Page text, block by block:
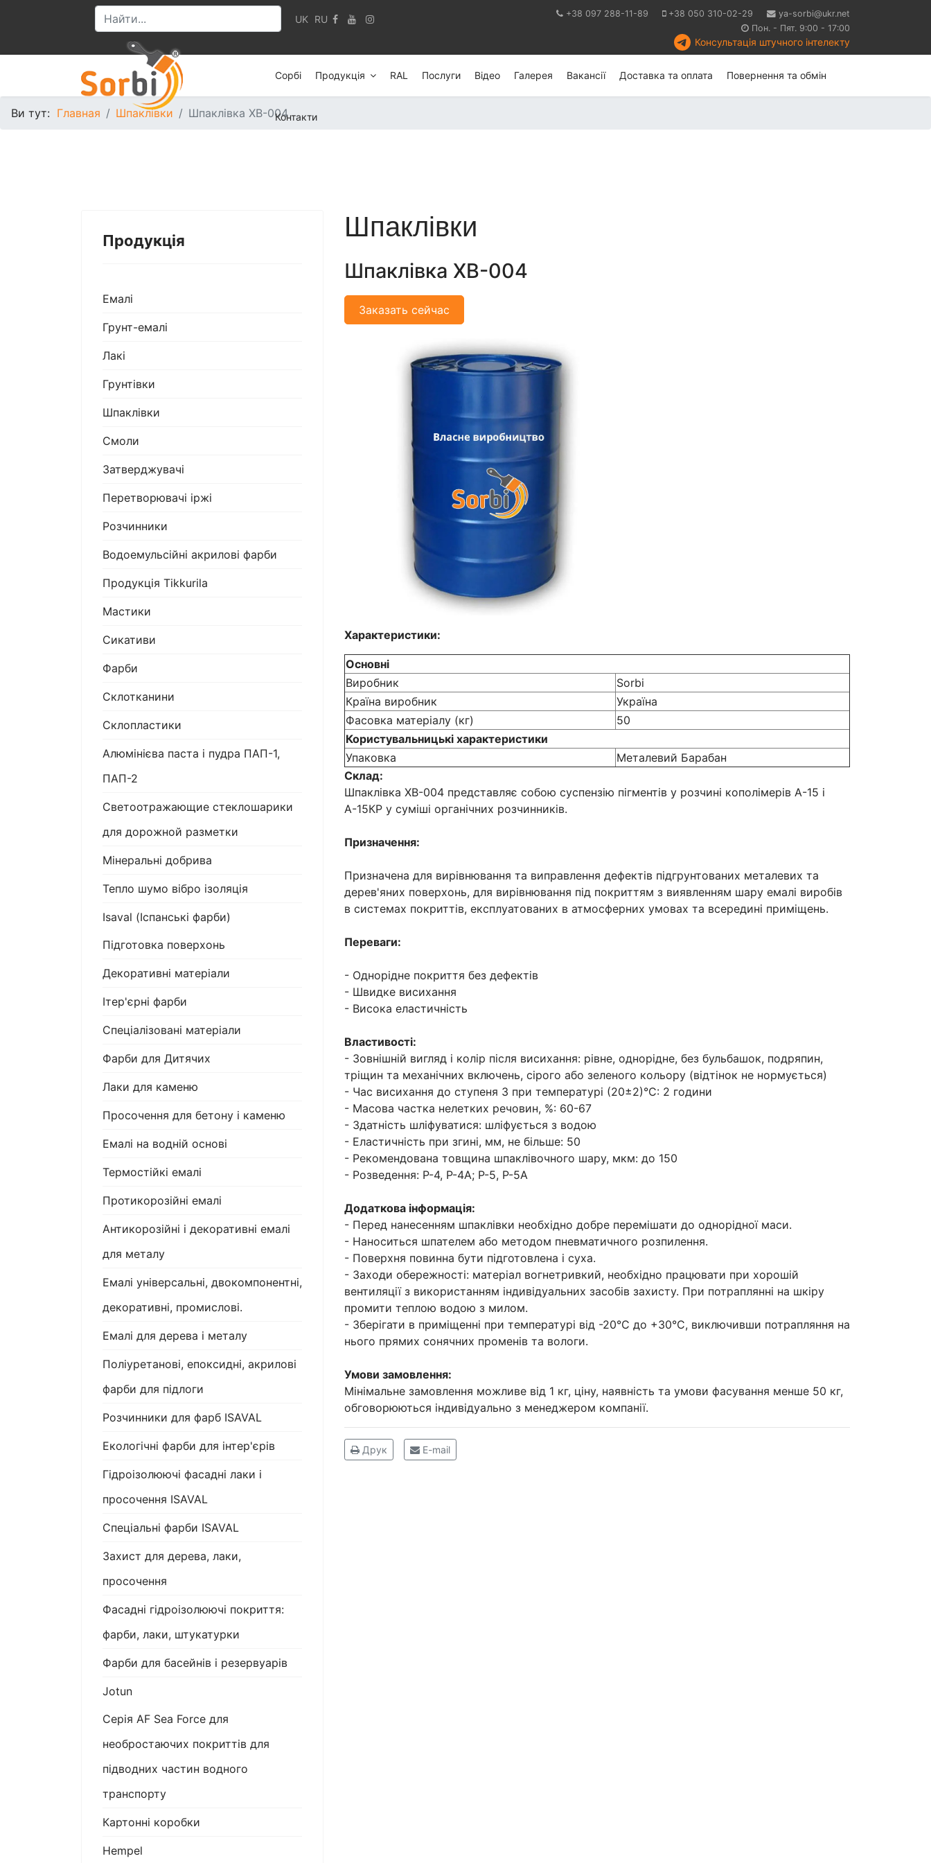
UK RU +38 097 288-11-89 +38 050 310-02-29
ya-sorbi@ukr.net
Пон. - Пят. 9:00 - 17:00
Консультація штучного інтелекту
Сорбі Продукція RAL Послуги Відео Галерея Вакансії Доставка та оплата Повернення та обмін
Контакти
Ви тут: Главная Шпаклівки Шпаклівка ХВ-004
Продукція
Емалі
Грунт-емалі
Лакі
Грунтівки
Шпаклівки
Смоли
Затверджувачі
Перетворювачі іржі
Розчинники
Водоемульсійні акрилові фарби
Продукція Tikkurila
Мастики
Сикативи
Фарби
Склотканини
Склопластики
Алюмінієва паста і пудра ПАП-1,
ПАП-2
Светоотражающие стеклошарики
для дорожной разметки
Мінеральні добрива
Тепло шумо вібро ізоляція
Isaval (Іспанські фарби)
Підготовка поверхонь
Декоративні матеріали
Ітер'єрні фарби
Спеціалізовані матеріали
Фарби для Дитячих
Лаки для каменю
Просочення для бетону і каменю
Емалі на водній основі
Термостійкі емалі
Протикорозійні емалі
Антикорозійні і декоративні емалі
для металу
Емалі універсальні, двокомпонентні,
декоративні, промислові.
Емалі для дерева і металу
Поліуретанові, епоксидні, акрилові
фарби для підлоги
Розчинники для фарб ISAVAL
Екологічні фарби для інтер'єрів
Гідроізолюючі фасадні лаки і
просочення ISAVAL
Спеціальні фарби ISAVAL
Захист для дерева, лаки,
просочення
Фасадні гідроізолюючі покриття:
фарби, лаки, штукатурки
Фарби для басейнів і резервуарів
Jotun
Серія AF Sea Force для
необростаючих покриттів для
підводних частин водного
транспорту
Картонні коробки
Hempel
Шпаклівки
Шпаклівка ХВ-004
Заказать сейчас
Характеристики:
Основні
Виробник
Sorbi
Країна виробник
Україна
Фасовка матеріалу (кг)
50
Користувальницькі характеристики
Упаковка
Металевий Барабан
Склад:
Шпаклівка ХВ-004 представляє собою суспензію пігментів у розчині кополімерів А-15 і
А-15КР у суміші органічних розчинників.
Призначення:
Призначена для вирівнювання та виправлення дефектів підгрунтованих металевих та
дерев'яних поверхонь, для вирівнювання під покриттям з виявленням шару емалі виробів
в системах покриттів, експлуатованих в атмосферних умовах та всередині приміщень.
Переваги:
- Однорідне покриття без дефектів
- Швидке висихання
- Висока еластичність
Властивості:
- Зовнішній вигляд і колір після висихання: рівне, однорідне, без бульбашок, подряпин,
тріщин та механічних включень, сірого або зеленого кольору (відтінок не нормується)
- Час висихання до ступеня 3 при температурі (20±2)°С: 2 години
- Масова частка нелетких речовин, %: 60-67
- Здатність шліфуватися: шліфується з водою
- Еластичність при згині, мм, не більше: 50
- Рекомендована товщина шпаклівочного шару, мкм: до 150
- Розведення: Р-4, Р-4А; Р-5, Р-5А
Додаткова інформація:
- Перед нанесенням шпаклівки необхідно добре перемішати до однорідної маси.
- Наноситься шпателем або методом пневматичного розпилення.
- Поверхня повинна бути підготовлена і суха.
- Заходи обережності: матеріал вогнетривкий, необхідно працювати при хорошій
вентиляції з використанням індивідуальних засобів захисту. При потраплянні на шкіру
промити теплою водою з милом.
- Зберігати в приміщенні при температурі від -20°C до +30°C, виключивши потрапляння на
нього прямих сонячних променів та вологи.
Умови замовлення:
Мінімальне замовлення можливе від 1 кг, ціну, наявність та умови фасування менше 50 кг,
обговорюються індивідуально з менеджером компанії.
Друк E-mail